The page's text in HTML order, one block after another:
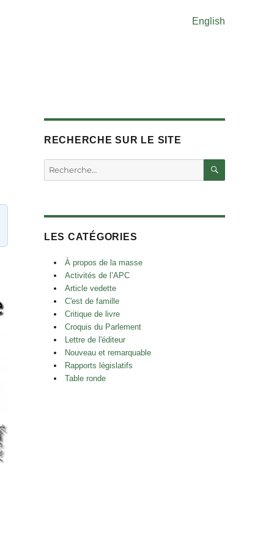
English
RECHERCHE SUR LE SITE
Rechercher :
LES CATÉGORIES
À propos de la masse
Activités de l’APC
Article vedette
C'est de famille
Critique de livre
Croquis du Parlement
Lettre de l'éditeur
Nouveau et remarquable
Rapports législatifs
Table ronde